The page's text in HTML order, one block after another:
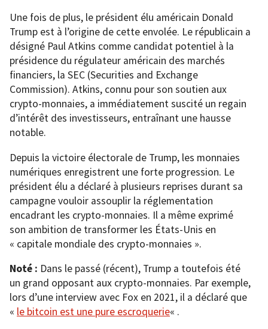
Une fois de plus, le président élu américain Donald
Trump est à l’origine de cette envolée. Le républicain a
désigné Paul Atkins comme candidat potentiel à la
présidence du régulateur américain des marchés
financiers, la SEC (Securities and Exchange
Commission). Atkins, connu pour son soutien aux
crypto-monnaies, a immédiatement suscité un regain
d’intérêt des investisseurs, entraînant une hausse
notable.
Depuis la victoire électorale de Trump, les monnaies
numériques enregistrent une forte progression. Le
président élu a déclaré à plusieurs reprises durant sa
campagne vouloir assouplir la réglementation
encadrant les crypto-monnaies. Il a même exprimé
son ambition de transformer les États-Unis en
« capitale mondiale des crypto-monnaies ».
Noté : Dans le passé (récent), Trump a toutefois été
un grand opposant aux crypto-monnaies. Par exemple,
lors d’une interview avec Fox en 2021, il a déclaré que
« le bitcoin est une pure escroquerie« .